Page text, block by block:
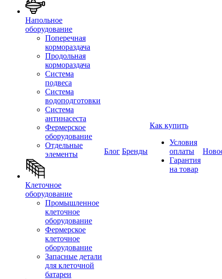
Напольное
оборудование
Поперечная
кормораздача
Продольная
кормораздача
Система
подвеса
Система
водоподготовки
Система
антинасеста
Фермерское
оборудование
Отдельные
элементы
Клеточное
оборудование
Промышленное
клеточное
оборудование
Фермерское
клеточное
оборудование
Запасные детали
для клеточной
батареи
Блог Бренды
Как купить
Условия
оплаты
Гарантия
на товар